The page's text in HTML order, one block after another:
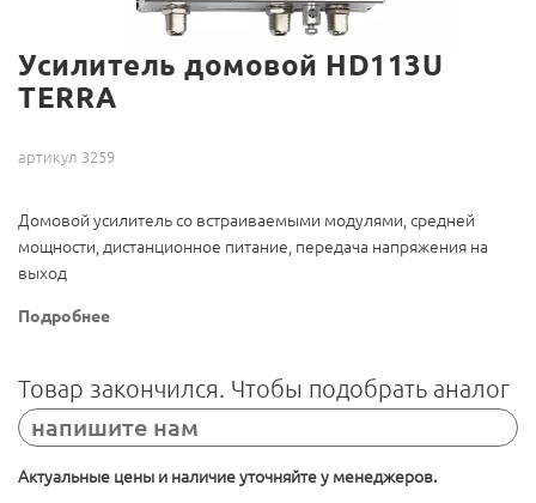
Усилитель домовой HD113U
TERRA
артикул 3259
Домовой усилитель со встраиваемыми модулями, средней
мощности, дистанционное питание, передача напряжения на
выход
Подробнее
Товар закончился. Чтобы подобрать аналог
напишите нам
Актуальные цены и наличие уточняйте у менеджеров.